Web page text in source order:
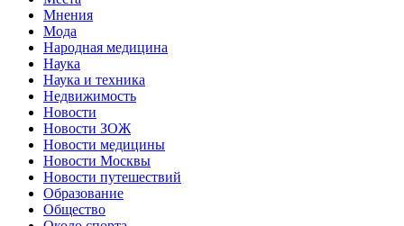
Мнения
Мода
Народная медицина
Наука
Наука и техника
Недвижимость
Новости
Новости ЗОЖ
Новости медицины
Новости Москвы
Новости путешествий
Образование
Общество